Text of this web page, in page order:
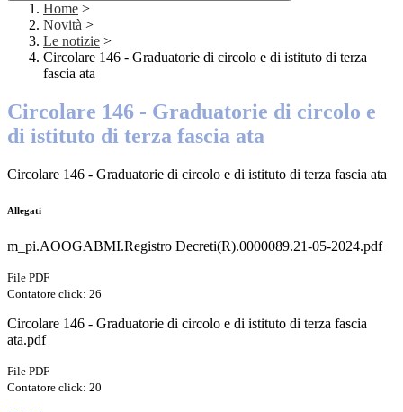
Home >
Novità >
Le notizie >
Circolare 146 - Graduatorie di circolo e di istituto di terza
fascia ata
Circolare 146 - Graduatorie di circolo e
di istituto di terza fascia ata
Circolare 146 - Graduatorie di circolo e di istituto di terza fascia ata
Allegati
m_pi.AOOGABMI.Registro Decreti(R).0000089.21-05-2024.pdf
File PDF
Contatore click: 26
Circolare 146 - Graduatorie di circolo e di istituto di terza fascia
ata.pdf
File PDF
Contatore click: 20